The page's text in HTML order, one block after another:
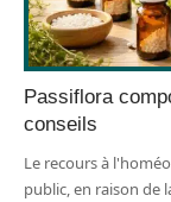
Passiflora
conseils
Le recours à
public, en raison de